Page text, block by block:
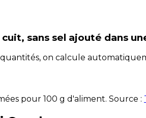
sans sel ajouté dans
on calcule
pour 100 g d'aliment. Source :